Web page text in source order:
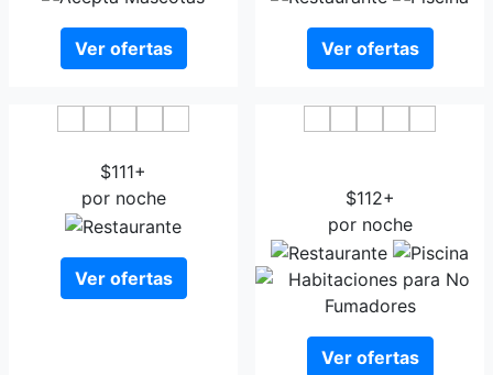
Ver ofertas Ver ofertas
$111+
por noche
Ver ofertas
$112+
por noche
Ver ofertas